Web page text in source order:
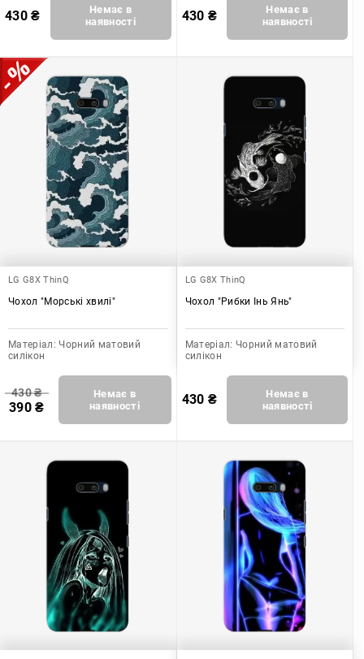
430₴
Немає в
наявності
430 ₴
Немає в
наявності
LG G8X ThinQ
Чохол "Морські хвилі"
Матеріал: Чорний матовий
силікон
430₴
390₴
Немає в
наявності
LG G8X ThinQ
Чохол "Рибки Інь Янь"
Матеріал: Чорний матовий
силікон
430 ₴
Немає в
наявності